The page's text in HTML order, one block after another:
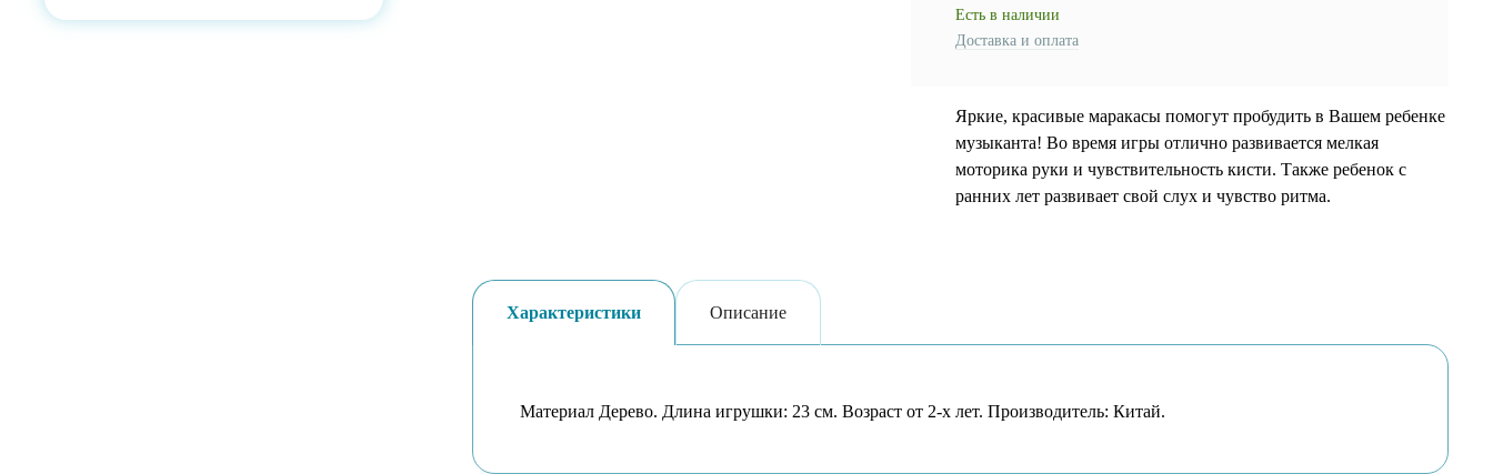
Есть в наличии
Доставка и оплата
Яркие, красивые маракасы помогут пробудить в Вашем ребенке
музыканта! Во время игры отлично развивается мелкая
моторика руки и чувствительность кисти. Также ребенок с
ранних лет развивает свой слух и чувство ритма.
Характеристики Описание
Материал Дерево. Длина игрушки: 23 см. Возраст от 2-х лет. Производитель: Китай.